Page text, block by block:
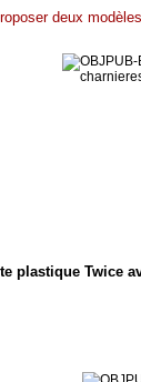
deux
plastique Twice